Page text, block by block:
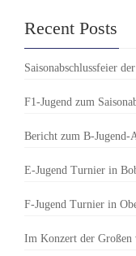
Recent Posts
Saisonabschlussfeier
F1-Jugend zum
Bericht zum B-Jugend-
E-Jugend Turnier in
F-Jugend Turnier in
Im Konzert der Großen